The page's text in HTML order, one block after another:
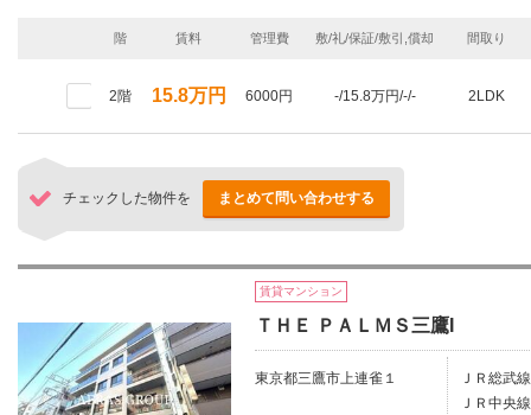
階 賃料 管理費 敷/礼/保証/敷引,償却 間取り
2階 15.8万円 6000円 -/15.8万円/-/- 2LDK
チェックした物件を まとめて問い合わせする
賃貸マンション
ＴＨＥ ＰＡＬＭＳ三鷹I
東京都三鷹市上連雀１
ＪＲ総武
ＪＲ中央